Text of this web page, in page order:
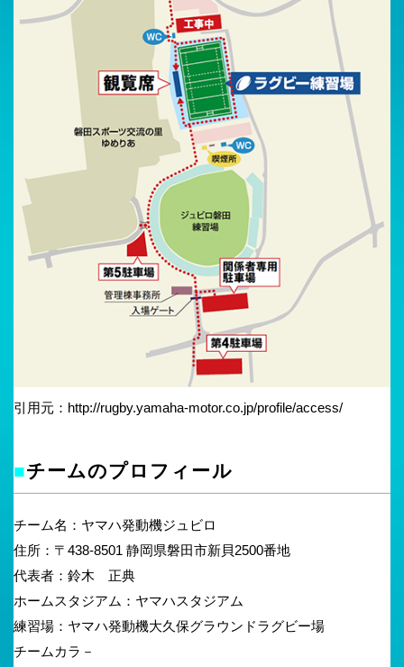
引用元：http://rugby.yamaha-motor.co.jp/profile/access/
■チームのプロフィール
チーム名：ヤマハ発動機ジュビロ
住所：〒438-8501 静岡県磐田市新貝2500番地
代表者：鈴木 正典
ホームスタジアム：ヤマハスタジアム
練習場：ヤマハ発動機大久保グラウンドラグビー場
チームカラ－